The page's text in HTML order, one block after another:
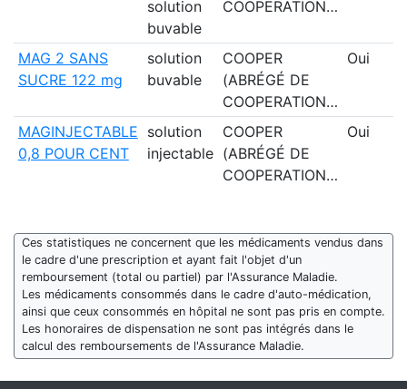
solution
buvable
COOPERATION…
MAG 2 SANS
SUCRE 122 mg
solution
buvable
COOPER
(ABRÉGÉ DE
COOPERATION…
Oui
MAGINJECTABLE
0,8 POUR CENT
solution
injectable
COOPER
(ABRÉGÉ DE
COOPERATION…
Oui
Ces statistiques ne concernent que les médicaments vendus dans
le cadre d'une prescription et ayant fait l'objet d'un
remboursement (total ou partiel) par l'Assurance Maladie.
Les médicaments consommés dans le cadre d'auto-médication,
ainsi que ceux consommés en hôpital ne sont pas pris en compte.
Les honoraires de dispensation ne sont pas intégrés dans le
calcul des remboursements de l'Assurance Maladie.